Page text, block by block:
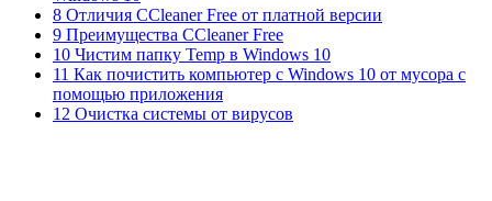
8 Отличия CCleaner Free от платной версии
9 Преимущества CCleaner Free
10 Чистим папку Temp в Windows 10
11 Как почистить компьютер с Windows 10 от мусора с
помощью приложения
12 Очистка системы от вирусов